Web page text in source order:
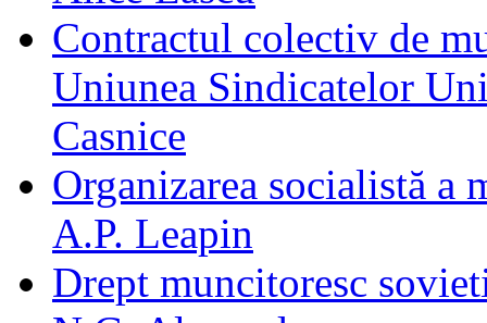
Contractul colectiv de
Uniunea Sindicatelor
Casnice
Organizarea socialistă a
A.P. Leapin
Drept muncitoresc